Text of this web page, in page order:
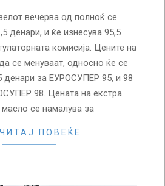
вечерва од полноќ се
денари, и ќе изнесува 95,5
комисија. Цените на
се менуваат, односно ќе се
денари за ЕУРОСУПЕР 95, и 98
98. Цената на екстра
се намалува за
ПОВЕЌЕ